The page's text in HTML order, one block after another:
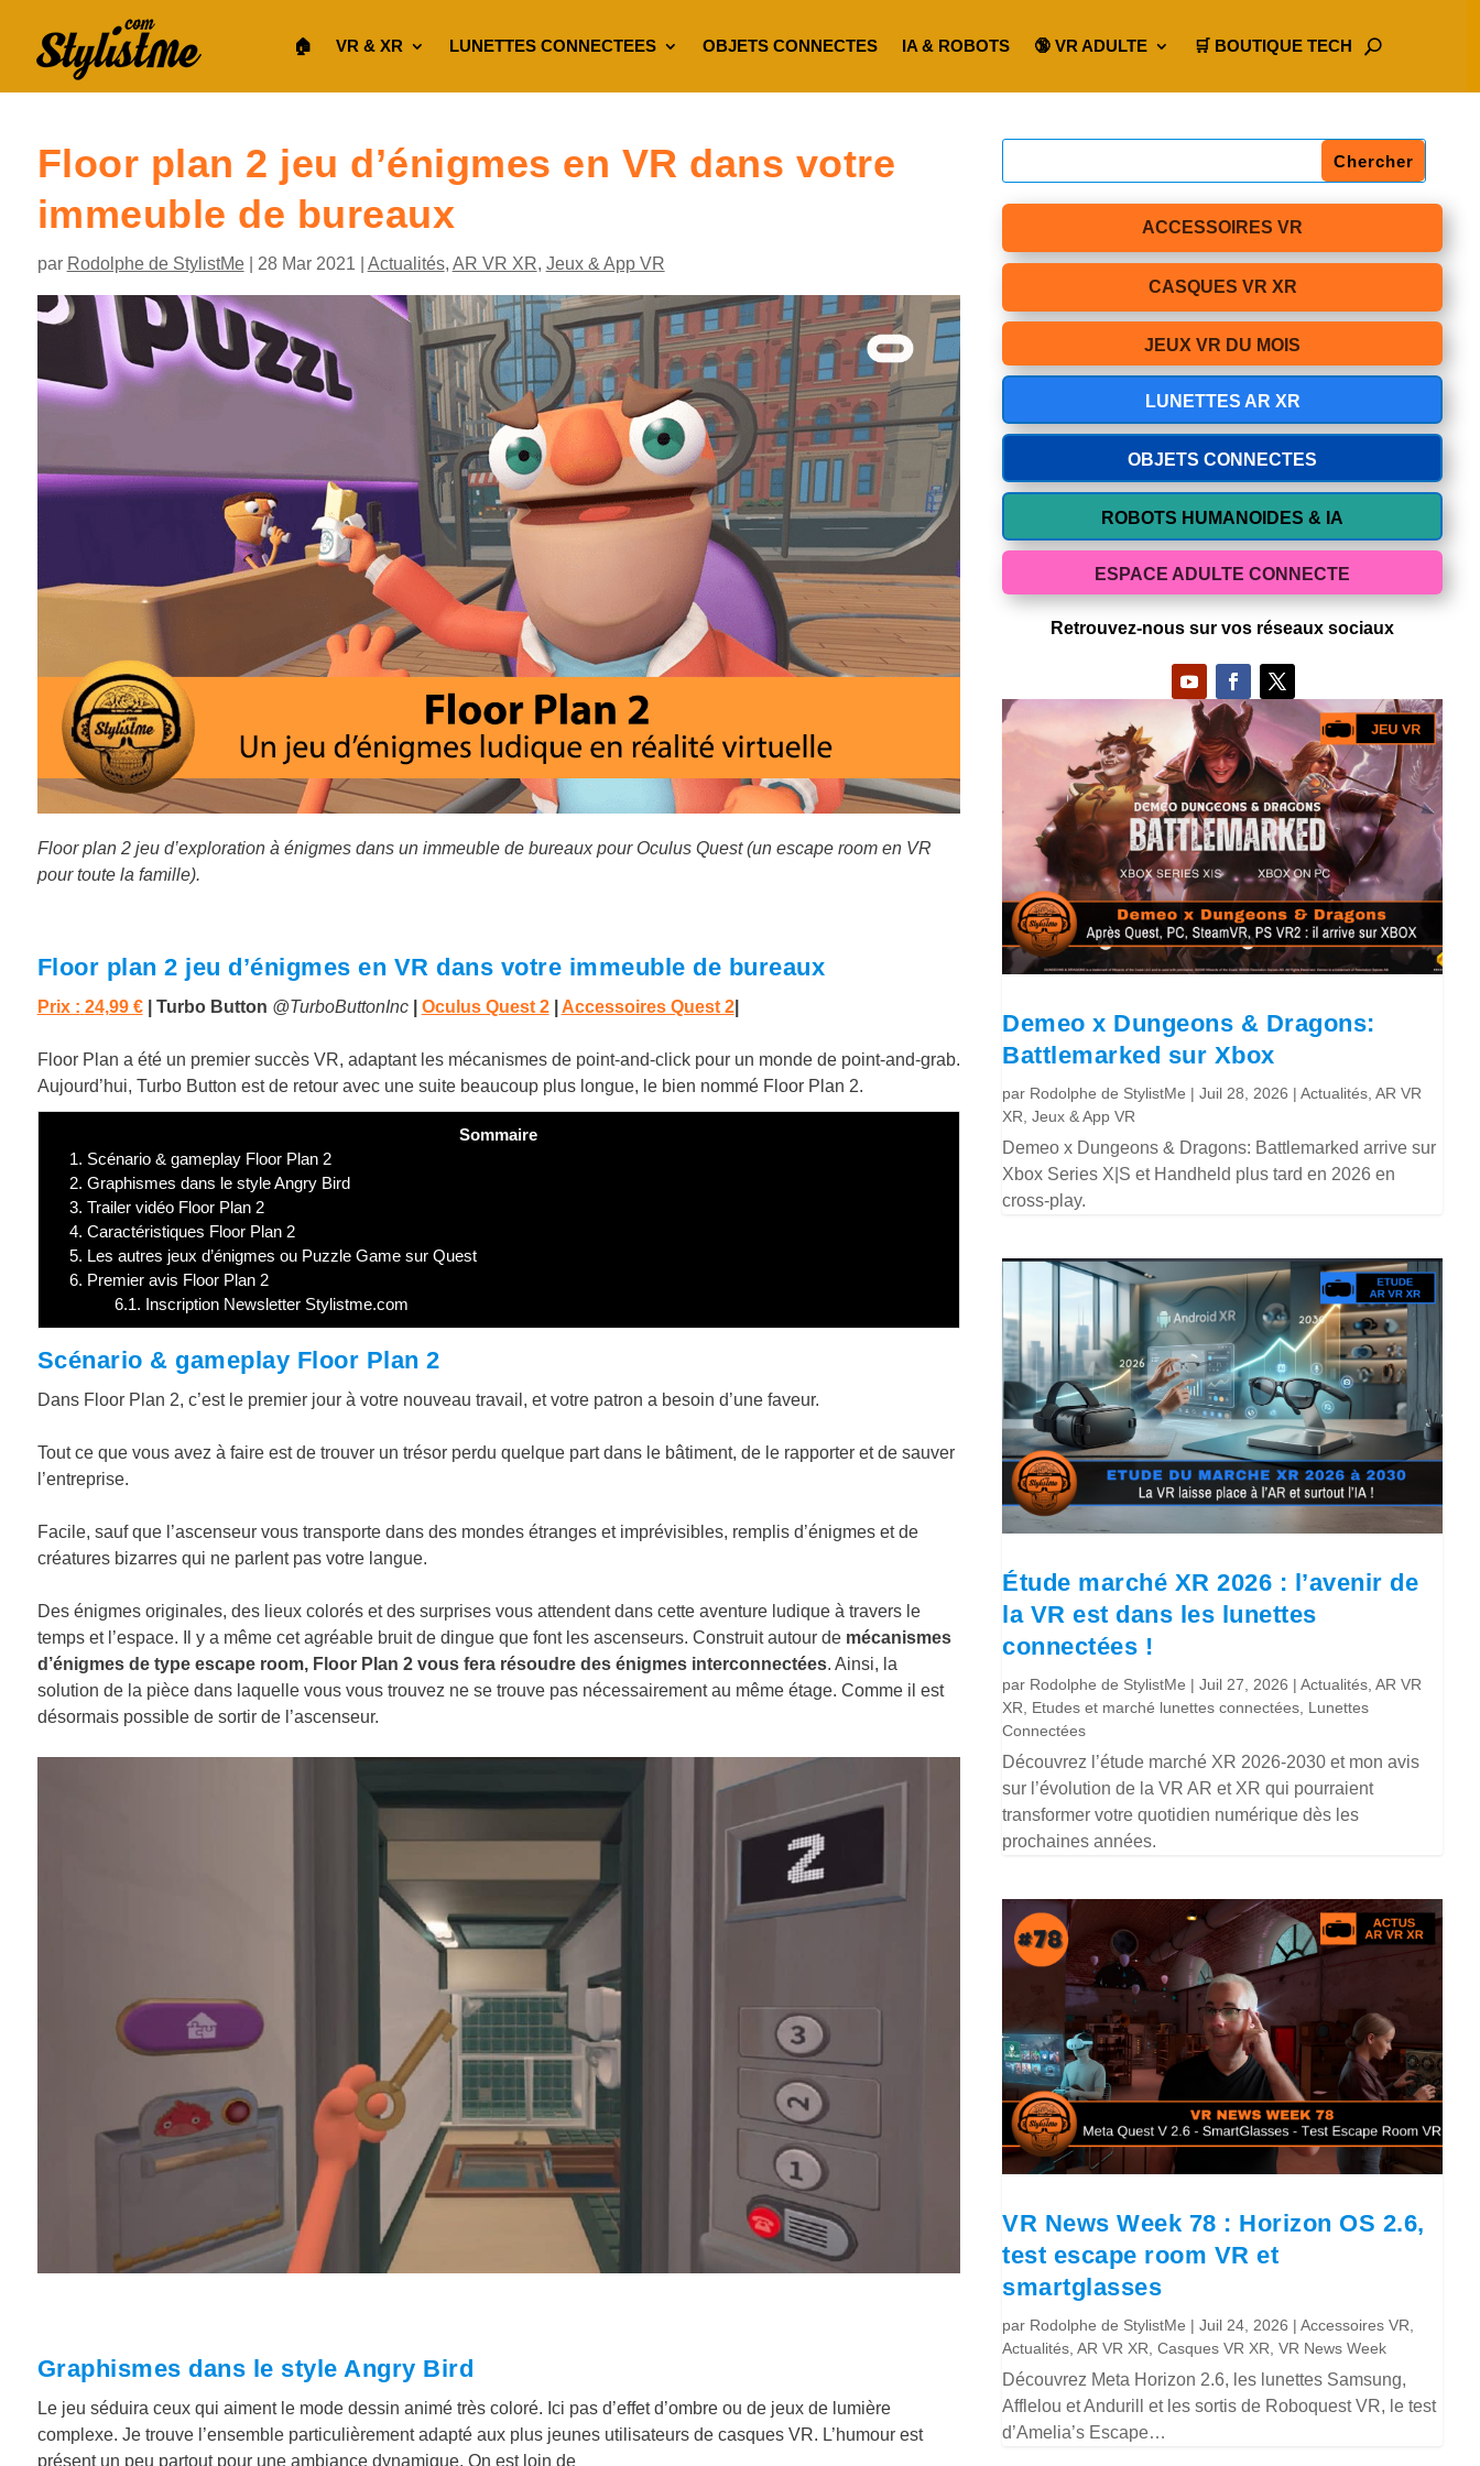
🏠︎ VR & XR LUNETTES CONNECTEES OBJETS CONNECTES IA & ROBOTS 🔞 VR ADULTE 🛒 BOUTIQUE TECH
Floor plan 2 jeu d’énigmes en VR dans votre
immeuble de bureaux
par Rodolphe de StylistMe| 28 Mar 2021 Actualités, AR VR XR, Jeux & App VR
Floor plan 2 jeu d’exploration à énigmes dans un immeuble de bureaux pour Oculus Quest (un escape room en VR
pour toute la famille).
Floor plan 2 jeu d’énigmes en VR dans votre immeuble de bureaux
Prix : 24,99 €| Turbo Button @TurboButtonInc Oculus Quest 2| Accessoires Quest 2|
Floor Plan a été un premier succès VR, adaptant les mécanismes de point-and-click pour un monde de point-and-grab.
Aujourd’hui, Turbo Button est de retour avec une suite beaucoup plus longue, le bien nommé Floor Plan 2.
Sommaire
1. Scénario & gameplay Floor Plan 2
2. Graphismes dans le style Angry Bird
3. Trailer vidéo Floor Plan 2
4. Caractéristiques Floor Plan 2
5. Les autres jeux d’énigmes ou Puzzle Game sur Quest
6. Premier avis Floor Plan 2
6.1. Inscription Newsletter Stylistme.com
Scénario & gameplay Floor Plan 2
Dans Floor Plan 2, c’est le premier jour à votre nouveau travail, et votre patron a besoin d’une faveur.
Tout ce que vous avez à faire est de trouver un trésor perdu quelque part dans le bâtiment, de le rapporter et de sauver
l’entreprise.
Facile, sauf que l’ascenseur vous transporte dans des mondes étranges et imprévisibles, remplis d’énigmes et de
créatures bizarres qui ne parlent pas votre langue.
Des énigmes originales, des lieux colorés et des surprises vous attendent dans cette aventure ludique à travers le
temps et l’espace. Il y a même cet agréable bruit de dingue que font les ascenseurs. Construit autour demécanismes
d’énigmes de type escape room, Floor Plan 2 vous fera résoudre des énigmes interconnectées. Ainsi, la
solution de la pièce dans laquelle vous vous trouvez ne se trouve pas nécessairement au même étage. Comme il est
désormais possible de sortir de l’ascenseur.
Graphismes dans le style Angry Bird
Le jeu séduira ceux qui aiment le mode dessin animé très coloré. Ici pas d’effet d’ombre ou de jeux de lumière
complexe. Je trouve l’ensemble particulièrement adapté aux plus jeunes utilisateurs de casques VR. L’humour est
présent un peu partout pour une ambiance dynamique. On est loin de
ACCESSOIRES VR
CASQUES VR XR
JEUX VR DU MOIS
LUNETTES AR XR
OBJETS CONNECTES
ROBOTS HUMANOIDES & IA
ESPACE ADULTE CONNECTE
Retrouvez-nous sur vos réseaux sociaux
Demeo x Dungeons & Dragons:
Battlemarked sur Xbox
par Rodolphe de StylistMe |Juil 28, 2026 |Actualités ,AR VR
XR ,Jeux & App VR
Demeo x Dungeons & Dragons: Battlemarked arrive sur
Xbox Series X|S et Handheld plus tard en 2026 en
cross-play.
Étude marché XR 2026 : l’avenir de
la VR est dans les lunettes
connectées !
par Rodolphe de StylistMe |Juil 27, 2026 |Actualités ,AR VR
XR
Etudes et marché lunettes connectées Lunettes
Connectées
Découvrez l’étude marché XR 2026-2030 et mon avis
sur l’évolution de la VR AR et XR qui pourraient
transformer votre quotidien numérique dès les
prochaines années.
VR News Week 78 : Horizon OS 2.6,
test escape room VR et
smartglasses
par Rodolphe de StylistMe |Juil 24, 2026 |Accessoires VR
Actualités ,AR VR XR ,Casques VR XR ,VR News Week
Découvrez Meta Horizon 2.6, les lunettes Samsung,
Afflelou et Andurill et les sortis de Roboquest VR, le test
d’Amelia’s Escape…